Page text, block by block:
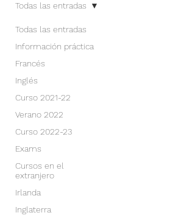
Todas las entradas
Información práctica
Francés
Inglés
Curso 2021-22
Verano 2022
Curso 2022-23
Exams
Cursos en el
extranjero
Irlanda
Inglaterra
Todas las entradas